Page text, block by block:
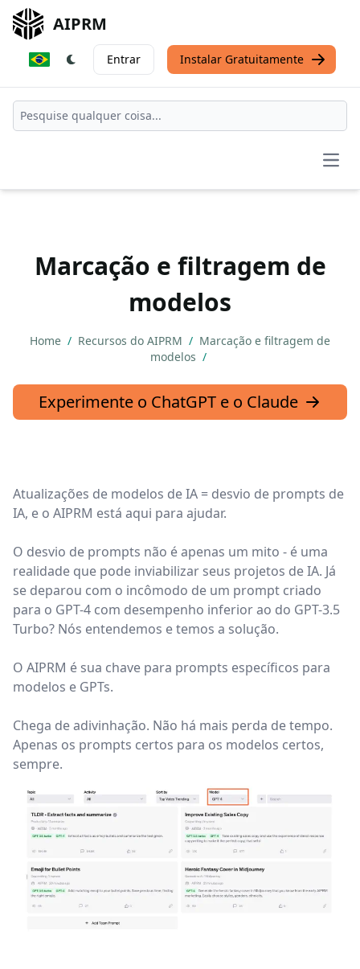
AIPRM
Entrar Instalar Gratuitamente
Marcação e filtragem de
modelos
Home / Recursos do AIPRM / Marcação e filtragem de
modelos /
Experimente o ChatGPT e o Claude
Atualizações de modelos de IA = desvio de prompts de
IA, e o AIPRM está aqui para ajudar.
O desvio de prompts não é apenas um mito - é uma
realidade que pode inviabilizar seus projetos de IA. Já
se deparou com o incômodo de um prompt criado
para o GPT-4 com desempenho inferior ao do GPT-3.5
Turbo? Nós entendemos e temos a solução.
O AIPRM é sua chave para prompts específicos para
modelos e GPTs.
Chega de adivinhação. Não há mais perda de tempo.
Apenas os prompts certos para os modelos certos,
sempre.